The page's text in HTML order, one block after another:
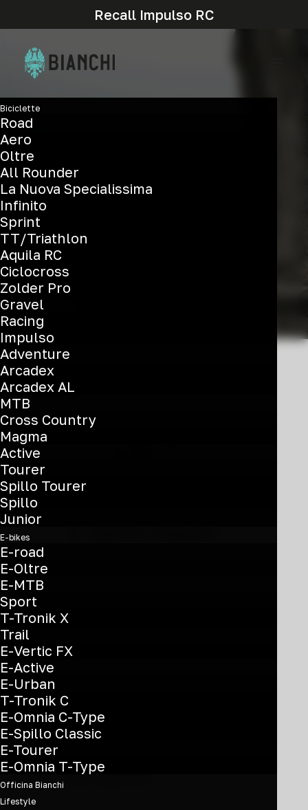
Recall Impulso RC
Biciclette
Road
Aero
Oltre
All Rounder
La Nuova Specialissima
Infinito
Sprint
TT/Triathlon
Aquila RC
Ciclocross
Zolder Pro
Gravel
Racing
Impulso
Adventure
Arcadex
Arcadex AL
MTB
Cross Country
Magma
Active
Tourer
Spillo Tourer
Spillo
Junior
E-bikes
E-road
E-Oltre
E-MTB
Sport
T-Tronik X
Trail
E-Vertic FX
E-Active
E-Urban
T-Tronik C
E-Omnia C-Type
E-Spillo Classic
E-Tourer
E-Omnia T-Type
Officina Bianchi
Lifestyle
E-spillo
scelte
prodotto
Iscriviti alla newsletter